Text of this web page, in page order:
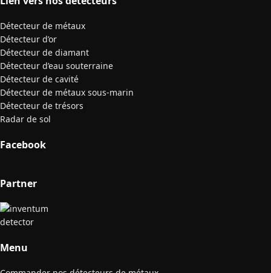
Détecteur de métaux
Détecteur d’or
Détecteur de diamant
Détecteur d’eau souterraine
Détecteur de cavité
Détecteur de métaux sous-marin
Détecteur de trésors
Radar de sol
Facebook
Partner
Menu